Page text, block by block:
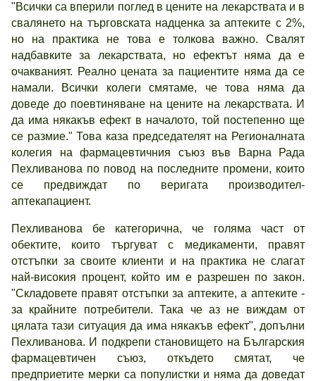
"Всички са вперили поглед в цените на лекарствата и в
свалянето на търговската надценка за аптеките с 2%,
но на практика не това е толкова важно. Свалят
надбавките за лекарствата, но ефектът няма да е
очакваният. Реално цената за пациентите няма да се
намали. Всички колеги смятаме, че това няма да
доведе до поевтиняване на цените на лекарствата. И
да има някакъв ефект в началото, той постепенно ще
се размие." Това каза председателят на Регионалната
колегия на фармацевтичния съюз във Варна Рада
Пехливанова по повод на последните промени, които
се предвиждат по веригата производител-
аптекапациент.
Пехливанова бе категорична, че голяма част от
обектите, които търгуват с медикаменти, правят
отстъпки за своите клиенти и на практика не слагат
най-високия процент, който им е разрешен по закон.
"Складовете правят отстъпки за аптеките, а аптеките -
за крайните потребители. Така че аз не виждам от
цялата тази ситуация да има някакъв ефект", допълни
Пехливанова. И подкрепи становището на Българския
фармацевтичен съюз, откъдето смятат, че
предприетите мерки са популистки и няма да доведат